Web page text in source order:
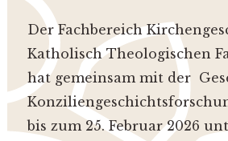
Der Fachbereich
Katholisch Theologischen
hat gemeinsam mit der
bis zum 25. Februar 2026